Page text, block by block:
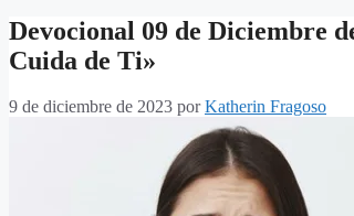
Devocional 09 de Diciembre
Cuida de Ti»
9 de diciembre de 2023 porKatherin Fragoso